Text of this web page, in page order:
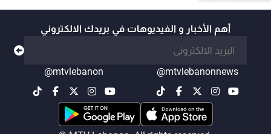
أهم الأخبار و الفيديوهات في بريدك الالكتروني
@mtvlebanonnews
@mtvlebanon